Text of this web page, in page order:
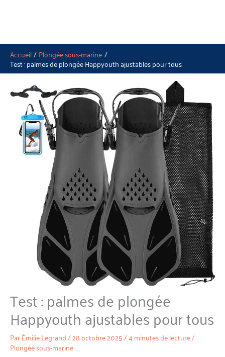
Accueil Plongée sous-marine
Test : palmes de plongée Happyouth ajustables pour tous
Test : palmes de plongée
Happyouth ajustables pour tous
ParÉmilie Legrand/28 octobre 2025/4 minutes de lecture/
Plongée sous-marine